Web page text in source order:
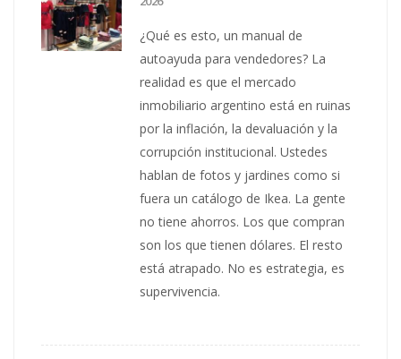
¿Qué es esto, un manual de
autoayuda para vendedores? La
realidad es que el mercado
inmobiliario argentino está en ruinas
por la inflación, la devaluación y la
corrupción institucional. Ustedes
hablan de fotos y jardines como si
fuera un catálogo de Ikea. La gente
no tiene ahorros. Los que compran
son los que tienen dólares. El resto
está atrapado. No es estrategia, es
supervivencia.